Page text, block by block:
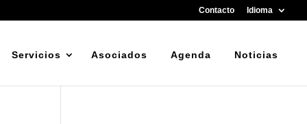
Contacto Idioma
Servicios Asociados Agenda Noticias